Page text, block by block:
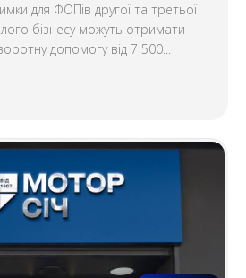
для ФОПів другої та третьої
бізнесу можуть отримати
допомогу від 7 500...